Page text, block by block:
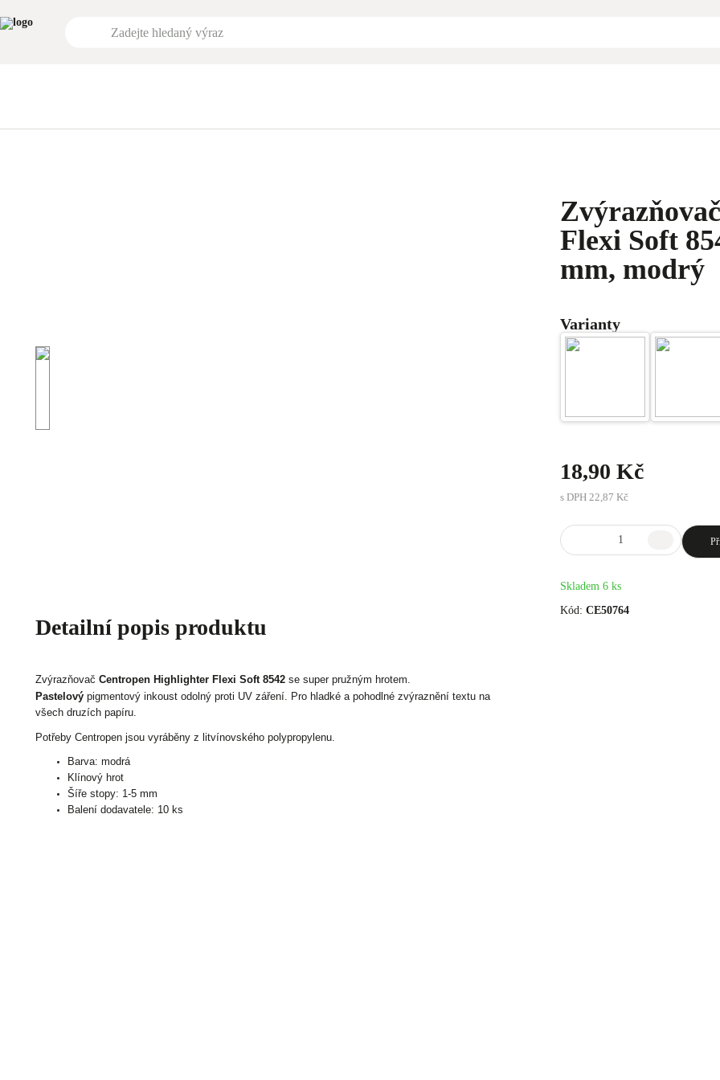
Detailní popis produktu
Zvýrazňovač Centropen Highlighter Flexi Soft 8542 se super pružným hrotem.
Pastelový pigmentový inkoust odolný proti UV záření. Pro hladké a pohodlné zvýraznění textu na
všech druzích papíru.
Potřeby Centropen jsou vyráběny z litvínovského polypropylenu.
Barva: modrá
Klínový hrot
Šíře stopy: 1-5 mm
Balení dodavatele: 10 ks
Flexi Soft
mm, modrý
Varianty
18,90 Kč
s DPH 22,87 Kč
Skladem 6 ks
Kód: CE50764